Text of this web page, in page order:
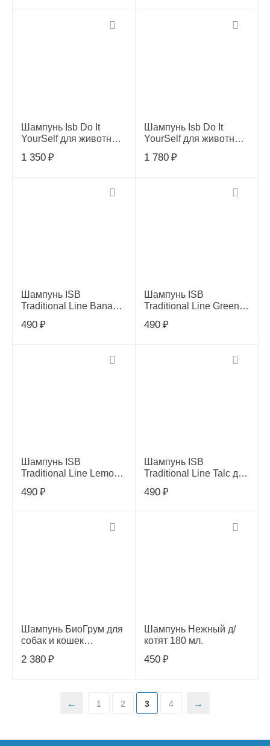
Шампунь Isb Do It
YourSelf для животных
300 мл
1 350 ₽
Шампунь Isb Do It
YourSelf для животных
мл
1 780 ₽
Шампунь ISB
Traditional Line Banana
длины, 100 мл
490 ₽
Шампунь ISB
Traditional Line Green
шерсти, 100 мл
490 ₽
Шампунь ISB
Traditional Line Lemon
100 мл
490 ₽
Шампунь ISB
Traditional Line Talc для
490 ₽
Шампунь БиоГрум для
собак и кошек
2 380 ₽
Шампунь Нежный д/
котят 180 мл.
450 ₽
1 2 3 4